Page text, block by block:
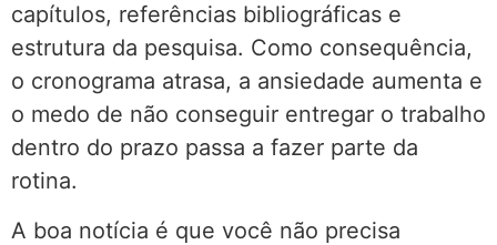
capítulos, referências bibliográficas e
estrutura da pesquisa. Como consequência,
o cronograma atrasa, a ansiedade aumenta e
o medo de não conseguir entregar o trabalho
dentro do prazo passa a fazer parte da
rotina.
A boa notícia é que você não precisa